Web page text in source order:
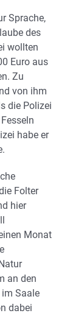
Sprache,
des
wollten
Euro aus
Zu
von ihm
die Polizei
habe er
Folter
hier
Monat
an den
im Saale
dabei